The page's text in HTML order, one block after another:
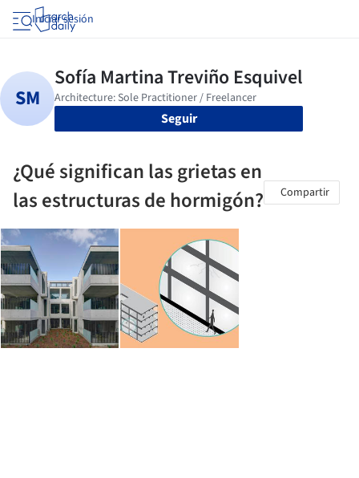
Iniciar sesión
Seguir
¿Qué significan las grietas en
las estructuras de hormigón?
Compartir